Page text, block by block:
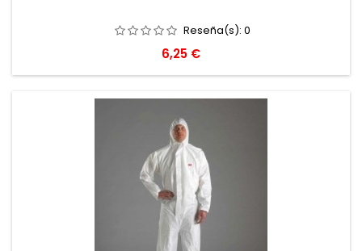
Reseña(s): 0
Precio
6,25 €